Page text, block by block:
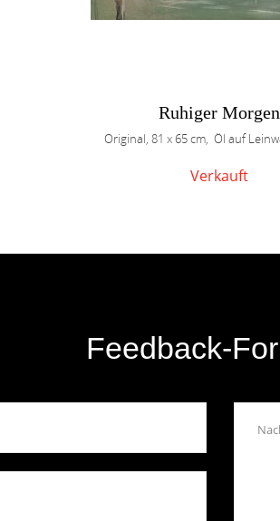
Ruhiger Morgen
Original, 81 x 65 cm, Öl auf
Verkauft
Feedback-